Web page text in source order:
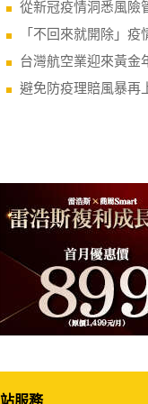
從新冠疫情洞悉風險
「不回來就開除」
台灣航空業迎來黃金
避免防疫理賠風暴再
服務